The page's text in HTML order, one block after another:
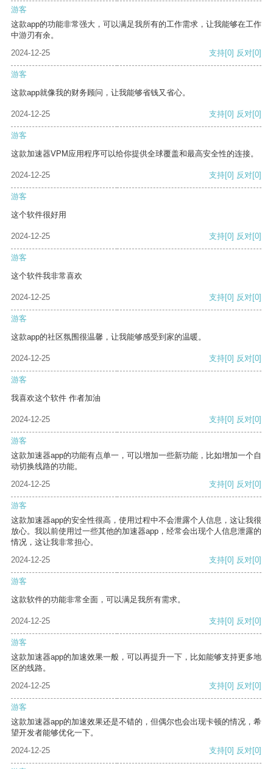
游客
这款app的功能非常强大，可以满足我所有的工作需求，让我能够在工作
中游刃有余。
2024-12-25
支持[0] 反对[0]
游客
这款app就像我的财务顾问，让我能够省钱又省心。
2024-12-25 支持[0] 反对[0]
游客
这款加速器VPM应用程序可以给你提供全球覆盖和最高安全性的连接。
2024-12-25 支持[0] 反对[0]
游客
这个软件很好用
2024-12-25 支持[0] 反对[0]
游客
这个软件我非常喜欢
2024-12-25 支持[0] 反对[0]
游客
这款app的社区氛围很温馨，让我能够感受到家的温暖。
2024-12-25 支持[0] 反对[0]
游客
我喜欢这个软件 作者加油
2024-12-25 支持[0] 反对[0]
游客
这款加速器app的功能有点单一，可以增加一些新功能，比如增加一个自
动切换线路的功能。
2024-12-25
支持[0] 反对[0]
游客
这款加速器app的安全性很高，使用过程中不会泄露个人信息，这让我很
放心。我以前使用过一些其他的加速器app，经常会出现个人信息泄露的
情况，这让我非常担心。
2024-12-25
支持[0] 反对[0]
游客
这款软件的功能非常全面，可以满足我所有需求。
2024-12-25 支持[0] 反对[0]
游客
这款加速器app的加速效果一般，可以再提升一下，比如能够支持更多地
区的线路。
2024-12-25
支持[0] 反对[0]
游客
这款加速器app的加速效果还是不错的，但偶尔也会出现卡顿的情况，希
望开发者能够优化一下。
2024-12-25
支持[0] 反对[0]